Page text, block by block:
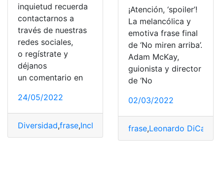
inquietud recuerda
contactarnos a
través de nuestras
redes sociales,
o regístrate y
déjanos
un comentario en
24/05/2022
Diversidad,frase,Inclusión Noticias, Recopilación
¡Atención, ‘spoiler’!
La melancólica y
emotiva frase final
de ‘No miren arriba’.
Adam McKay,
guionista y director
de ‘No
02/03/2022
frase,Leonardo DiCaprio